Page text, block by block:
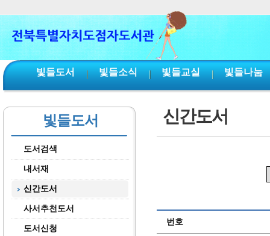
빛들도서 빛들소식 빛들교실 빛들나눔
빛들도서
도서검색
내서재
신간도서
사서추천도서
도서신청
신간도서
번호